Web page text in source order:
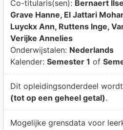
Co-titularis(sen): Bernaert
Grave Hanne, El Jattari
Luyckx Ann, Ruttens Inge,
Verijke Annelies
Onderwijstalen: Nederlands
Kalender: Semester 1 of
Dit opleidingsonderdeel
(tot op een geheel getal).
Mogelijke grensdata voor